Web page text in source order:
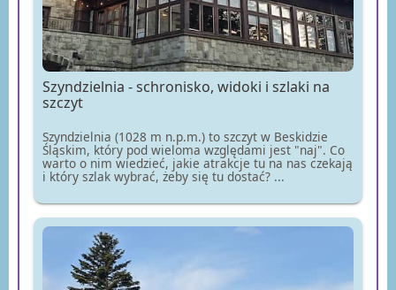
Szyndzielnia - schronisko, widoki i szlaki na
szczyt
Szyndzielnia (1028 m n.p.m.) to szczyt w Beskidzie
Śląskim, który pod wieloma względami jest "naj". Co
warto o nim wiedzieć, jakie atrakcje tu na nas czekają
i który szlak wybrać, żeby się tu dostać? ...